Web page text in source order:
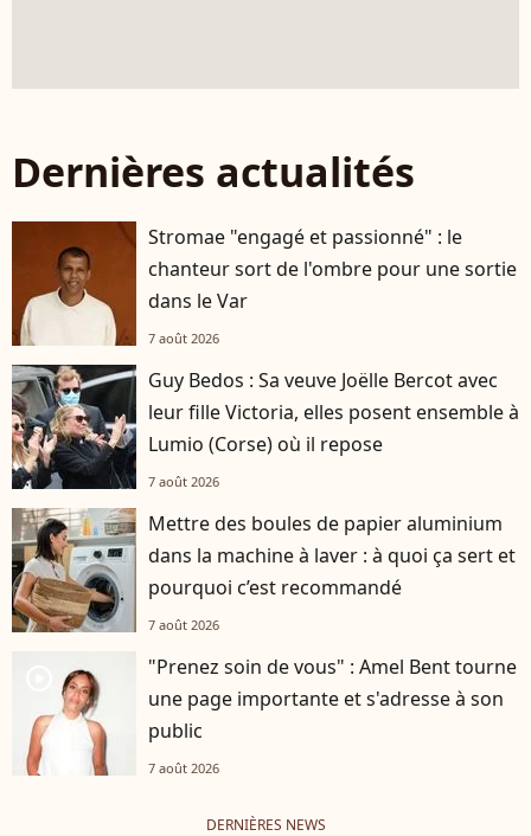
Dernières actualités
Stromae "engagé et passionné" : le
chanteur sort de l'ombre pour une sortie
dans le Var
7 août 2026
Guy Bedos : Sa veuve Joëlle Bercot avec
leur fille Victoria, elles posent ensemble à
Lumio (Corse) où il repose
7 août 2026
Mettre des boules de papier aluminium
dans la machine à laver : à quoi ça sert et
pourquoi c’est recommandé
7 août 2026
"Prenez soin de vous" : Amel Bent tourne
une page importante et s'adresse à son
public
7 août 2026
DERNIÈRES NEWS